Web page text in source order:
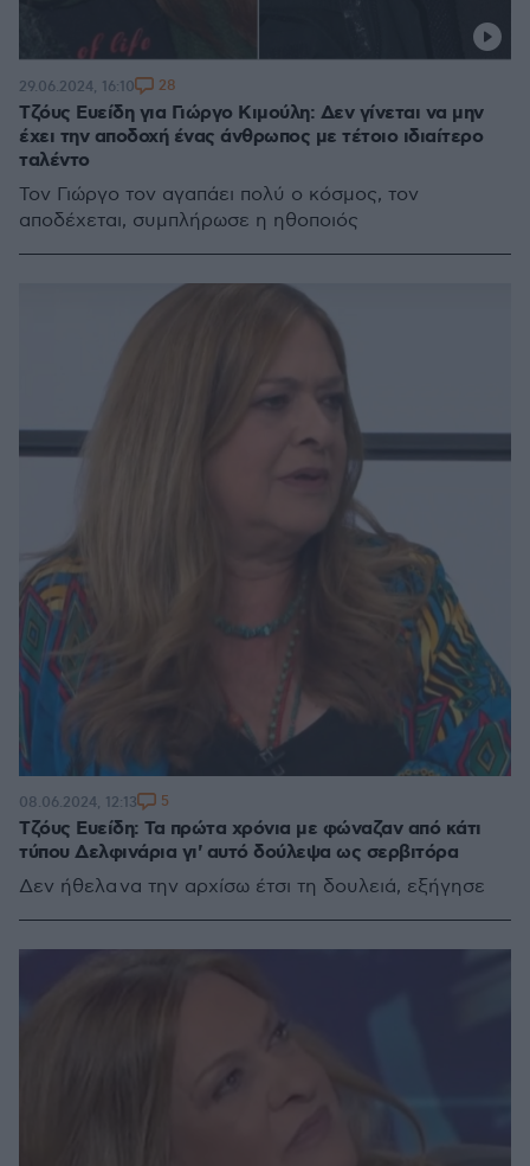
Τζόυς Ευείδη για Γιώργο Κιμούλη: Δεν γίνεται να μην
έχει την αποδοχή ένας άνθρωπος με τέτοιο ιδιαίτερο
ταλέντο
Τον Γιώργο τον αγαπάει πολύ ο κόσμος, τον
αποδέχεται, συμπλήρωσε η ηθοποιός
29.06.2024, 16:10 28
Τζόυς Ευείδη: Τα πρώτα χρόνια με φώναζαν από κάτι
τύπου Δελφινάρια γι' αυτό δούλεψα ως σερβιτόρα
Δεν ήθελα να την αρχίσω έτσι τη δουλειά, εξήγησε
08.06.2024, 12:13 5